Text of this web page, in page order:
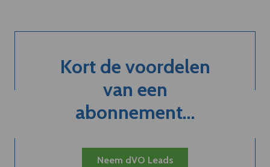
Kort de voordelen
van een
abonnement...
Neem dVO Leads